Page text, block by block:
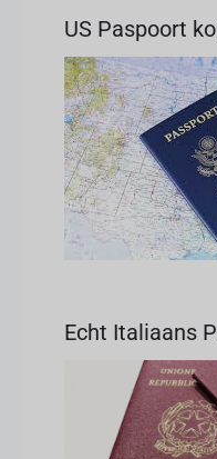
US Paspoort
Echt Italiaans